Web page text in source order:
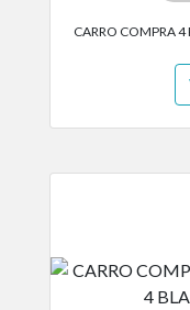
CARRO COMPRA